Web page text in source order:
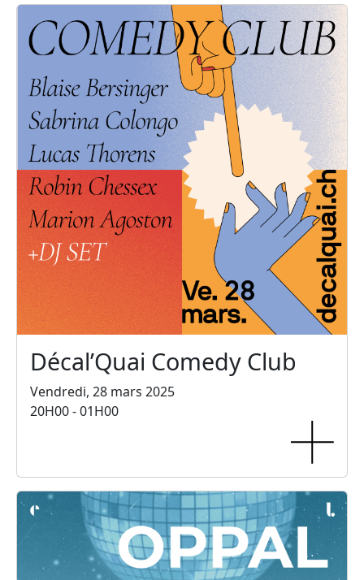
Décal’Quai Comedy Club
Vendredi, 28 mars 2025
20H00 - 01H00